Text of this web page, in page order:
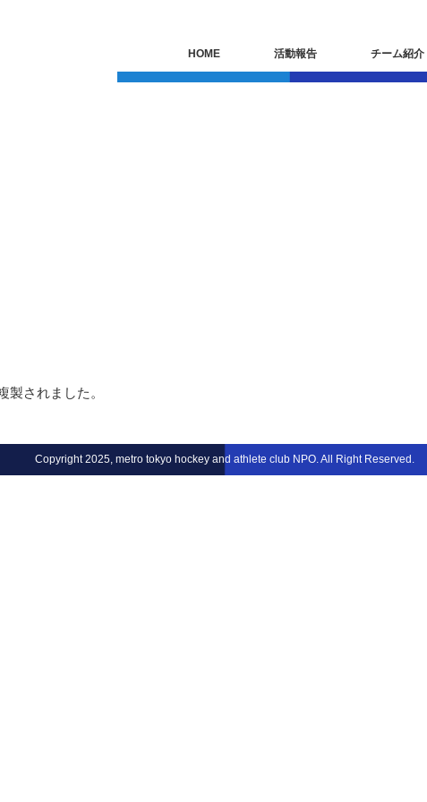
HOME 活動報告 チーム紹介
製されました。
Copyright 2025, metro tokyo hockey and athlete club NPO. All Right Reserved.